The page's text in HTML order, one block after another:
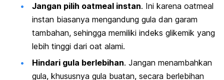
Jangan pilih oatmeal instan. Ini karena oatmeal
instan biasanya mengandung gula dan garam
tambahan, sehingga memiliki indeks glikemik yang
lebih tinggi dari oat alami.
Hindari gula berlebihan. Jangan menambahkan
gula, khususnya gula buatan, secara berlebihan